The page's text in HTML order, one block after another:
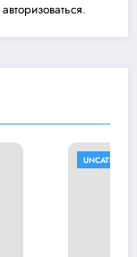
авторизоваться.